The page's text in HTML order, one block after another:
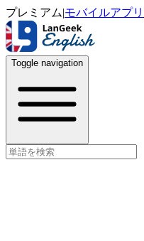
プレミアム|モバイルアプリ
Toggle navigation